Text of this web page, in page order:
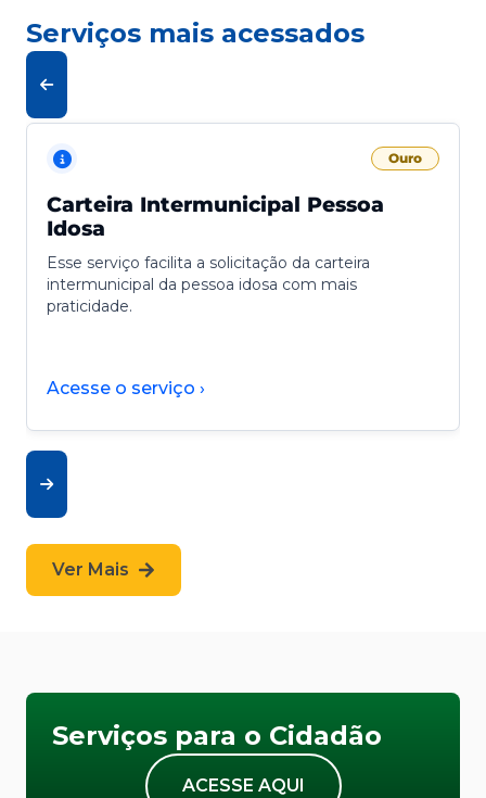
Serviços mais acessados
Ouro
Carteira Intermunicipal Pessoa
Idosa
Esse serviço facilita a solicitação da carteira
intermunicipal da pessoa idosa com mais
praticidade.
Acesse o serviço ›
Ver Mais
Serviços para o Cidadão
ACESSE AQUI